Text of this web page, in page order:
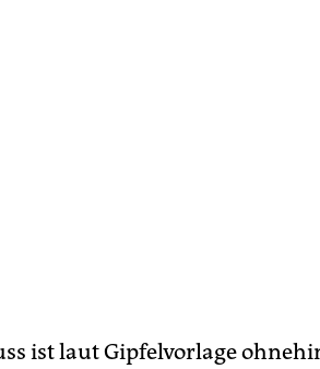
ist laut Gipfelvorlage